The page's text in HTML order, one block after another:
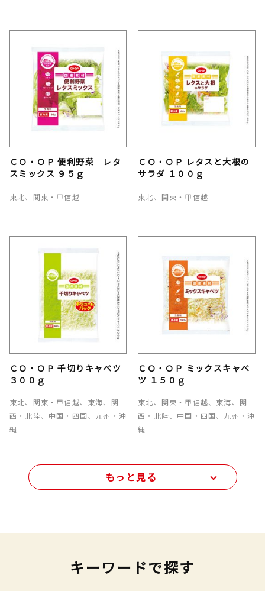
ＣＯ・ＯＰ 便利野菜 レタ
スミックス ９５ｇ
東北、関東・甲信越
ＣＯ・ＯＰ レタスと大根の
サラダ １００ｇ
東北、関東・甲信越
ＣＯ・ＯＰ 千切りキャベツ
３００ｇ
東北、関東・甲信越、東海、関
西・北陸、中国・四国、九州・沖
縄
ＣＯ・ＯＰ ミックスキャベ
ツ １５０ｇ
東北、関東・甲信越、東海、関
西・北陸、中国・四国、九州・沖
縄
もっと見る
キーワードで探す